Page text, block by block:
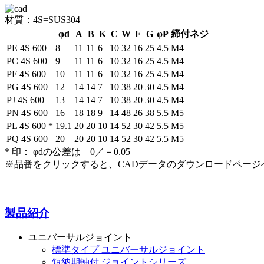
材質：4S=SUS304
φd
A B K C W F G φP 締付ネジ
PE 4S 600
8 11 11 6 10 32 16 25 4.5 M4
PC 4S 600
9 11 11 6 10 32 16 25 4.5 M4
PF 4S 600
10 11 11 6 10 32 16 25 4.5 M4
PG 4S 600
12 14 14 7 10 38 20 30 4.5 M4
PJ 4S 600
13 14 14 7 10 38 20 30 4.5 M4
PN 4S 600
16 18 18 9 14 48 26 38 5.5 M5
PL 4S 600 * 19.1 20 20 10 14 52 30 42 5.5 M5
PQ 4S 600
20 20 20 10 14 52 30 42 5.5 M5
* 印： φdの公差は 0／－0.05
※品番をクリックすると、CADデータのダウンロードページ
製品紹介
ユニバーサルジョイント
標準タイプ ユニバーサルジョイント